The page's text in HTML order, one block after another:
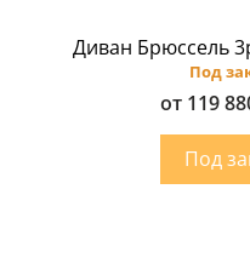
Диван Брюссель
Под
от 119